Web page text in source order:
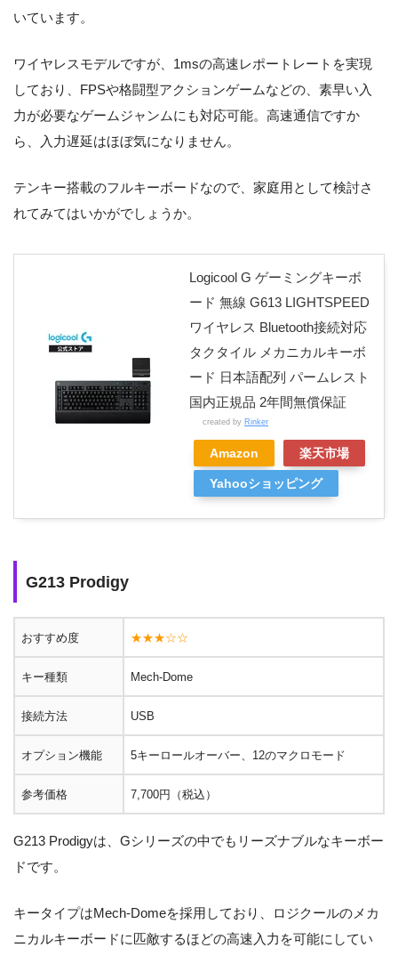
いています。
ワイヤレスモデルですが、1msの高速レポートレートを実現
しており、FPSや格闘型アクションゲームなどの、素早い入
力が必要なゲームジャンムにも対応可能。高速通信ですか
ら、入力遅延はほぼ気になりません。
テンキー搭載のフルキーボードなので、家庭用として検討さ
れてみてはいかがでしょうか。
Logicool G ゲーミングキーボ
ード 無線 G613 LIGHTSPEED
ワイヤレス Bluetooth接続対応
タクタイル メカニカルキーボ
ード 日本語配列 パームレスト
国内正規品 2年間無償保証
created by Rinker
Amazon 楽天市場
Yahooショッピング
G213 Prodigy
おすすめ度 ★★★☆☆
キー種類 Mech-Dome
接続方法 USB
オプション機能 5キーロールオーバー、12のマクロモード
参考価格 7,700円（税込）
G213 Prodigyは、Gシリーズの中でもリーズナブルなキーボー
ドです。
キータイプはMech-Domeを採用しており、ロジクールのメカ
ニカルキーボードに匹敵するほどの高速入力を可能にしてい